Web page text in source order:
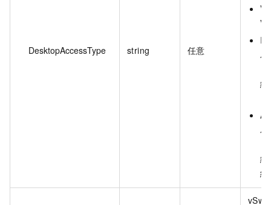
DesktopAccessType string 任意
パ
続
パ
続
続